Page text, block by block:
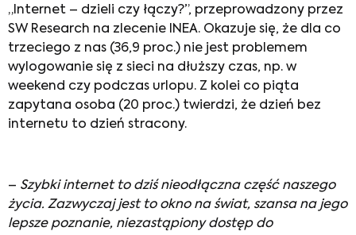
„Internet – dzieli czy łączy?”, przeprowadzony przez
SW Research na zlecenie INEA. Okazuje się, że dla co
trzeciego z nas (36,9 proc.) nie jest problemem
wylogowanie się z sieci na dłuższy czas, np. w
weekend czy podczas urlopu. Z kolei co piąta
zapytana osoba (20 proc.) twierdzi, że dzień bez
internetu to dzień stracony.
– Szybki internet to dziś nieodłączna część naszego
życia. Zazwyczaj jest to okno na świat, szansa na jego
lepsze poznanie, niezastąpiony dostęp do